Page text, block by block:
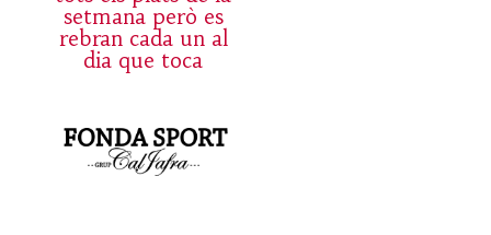
setmana però es
rebran cada un al
dia que toca